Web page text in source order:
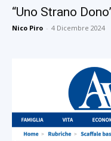
“Uno Strano
Nico Piro - 4 Dicembre 2024